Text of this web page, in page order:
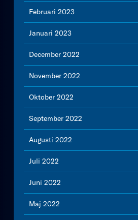
Februari 2023
Januari 2023
December 2022
November 2022
Oktober 2022
September 2022
Augusti 2022
Juli 2022
Juni 2022
Maj 2022